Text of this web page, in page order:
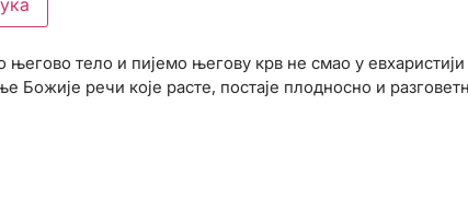
тело и пијемо његову крв не смао у
речи које расте, постаје плодносно и